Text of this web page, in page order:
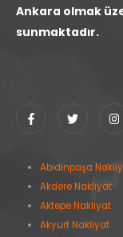
Ankara olmak
sunmaktadır.
Abidinpaşa
Akdere Nakliyat
Aktepe Nakliyat
Akyurt Nakliyat